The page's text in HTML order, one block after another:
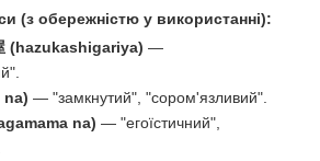
(з обережністю у використанні):
(hazukashigariya) —
na) — "замкнутий", "сором'язливий".
na) — "егоїстичний",